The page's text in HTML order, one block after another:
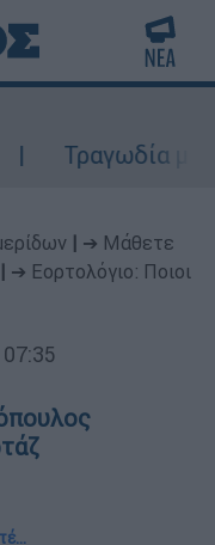
με δύο νεκρούς
➔ Μάθετε
➔ Εορτολόγιο: Ποιοι